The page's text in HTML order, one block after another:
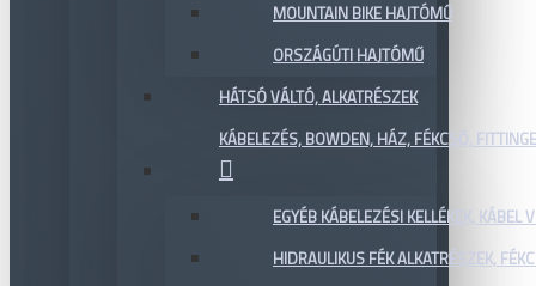
MOUNTAIN BIKE HAJTÓMŰ
ORSZÁGÚTI HAJTÓMŰ
HÁTSÓ VÁLTÓ, ALKATRÉSZEK
KÁBELEZÉS, BOWDEN, HÁZ, FÉKCSŐ,
EGYÉB KÁBELEZÉSI KELLÉKEK,
HIDRAULIKUS FÉK ALKATRÉSZEK,